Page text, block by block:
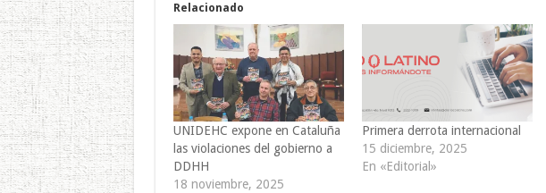
Relacionado
UNIDEHC expone en Cataluña
las violaciones del gobierno a
DDHH
18 noviembre, 2025
Primera derrota internacional
15 diciembre, 2025
En «Editorial»